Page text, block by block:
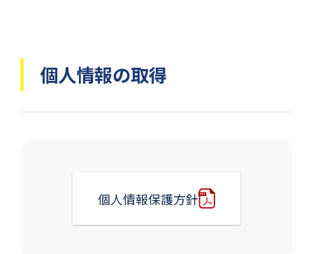
個人情報の取得
個人情報保護方針